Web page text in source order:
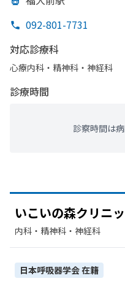
092-801-7731
対応診療科
心療内科・​精神科・神経科
診療時間
診察時間は
いこいの森クリニ
内科・​精神科・神経科
日本呼吸器学会在籍